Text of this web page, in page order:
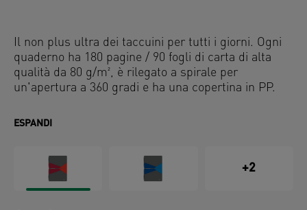
Il non plus ultra dei taccuini per tutti i giorni. Ogni
quaderno ha 180 pagine / 90 fogli di carta di alta
qualità da 80 g/m², è rilegato a spirale per
un'apertura a 360 gradi e ha una copertina in PP.
ESPANDI
+2